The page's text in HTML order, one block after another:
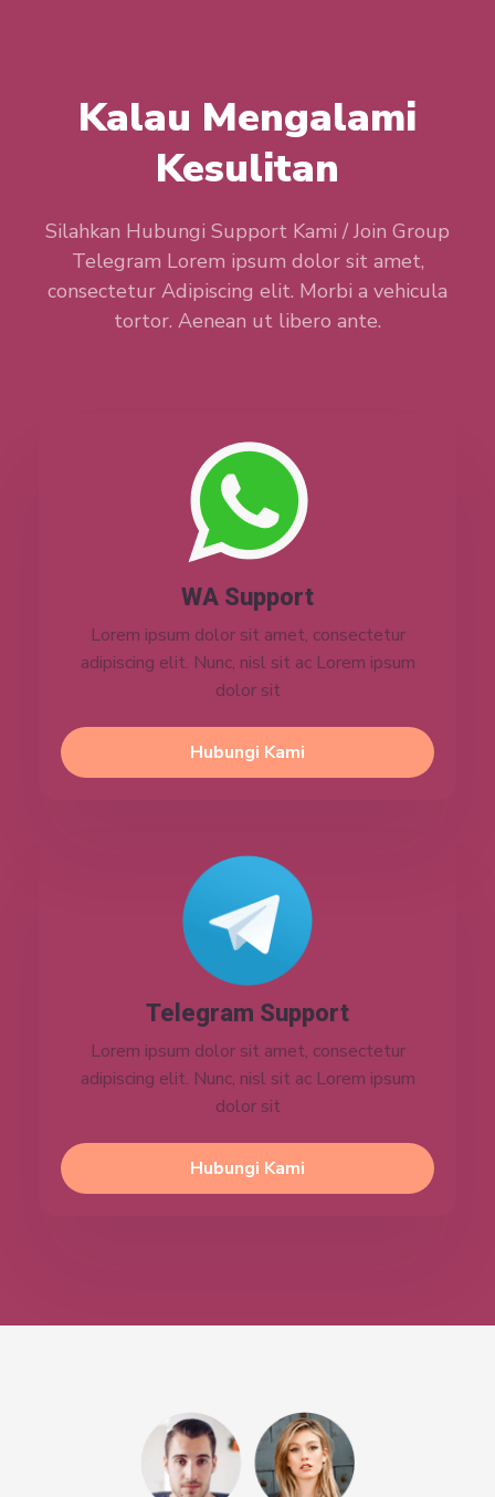
Kalau Mengalami
Kesulitan
Silahkan Hubungi Support Kami / Join Group
Telegram Lorem ipsum dolor sit amet,
consectetur Adipiscing elit. Morbi a vehicula
tortor. Aenean ut libero ante.
WA Support
Lorem ipsum dolor sit amet, consectetur
adipiscing elit. Nunc, nisl sit ac Lorem ipsum
dolor sit
Hubungi Kami
Telegram Support
Lorem ipsum dolor sit amet, consectetur
adipiscing elit. Nunc, nisl sit ac Lorem ipsum
dolor sit
Hubungi Kami